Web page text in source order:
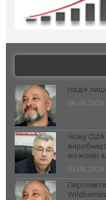
Надія
Чому США
можливі
Wildberries